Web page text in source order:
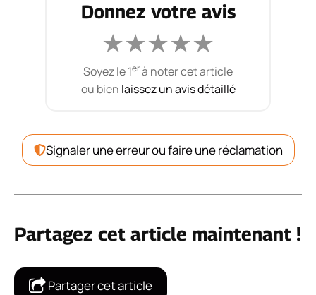
Donnez votre avis
★★★★★
Soyez le 1erà noter cet article
ou bien laissez un avis détaillé
Signaler une erreur ou faire une réclamation
Partagez cet article maintenant !
Partager cet article